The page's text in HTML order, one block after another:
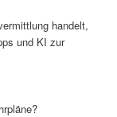
handelt,
und KI zur